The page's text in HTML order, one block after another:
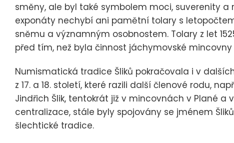
směny, ale byl také symbolem moci, suverenity a
exponáty nechybí ani pamětní tolary s
sněmu a významným osobnostem. Tolary z let
před tím, než byla činnost jáchymovské
Numismatická tradice Šliků pokračovala i v
z 17. a 18. století, které razili další členové rodu,
Jindřich Šlik, tentokrát již v mincovnách v Plané a
centralizace, stále byly spojovány se jménem
šlechtické tradice.